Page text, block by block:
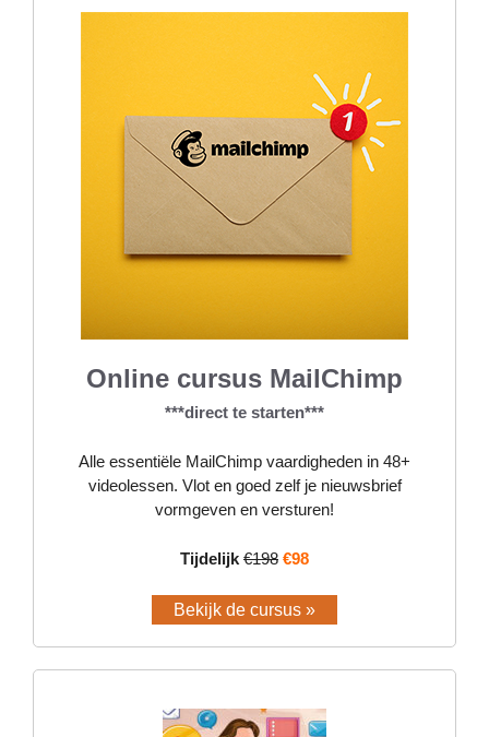
Online cursus MailChimp
***direct te starten***
Alle essentiële MailChimp vaardigheden in 48+
videolessen. Vlot en goed zelf je nieuwsbrief
vormgeven en versturen!
Tijdelijk €198 €98
Bekijk de cursus »